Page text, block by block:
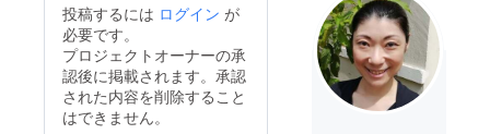
投稿するには ログイン が
必要です。
プロジェクトオーナーの承
認後に掲載されます。承認
された内容を削除すること
はできません。